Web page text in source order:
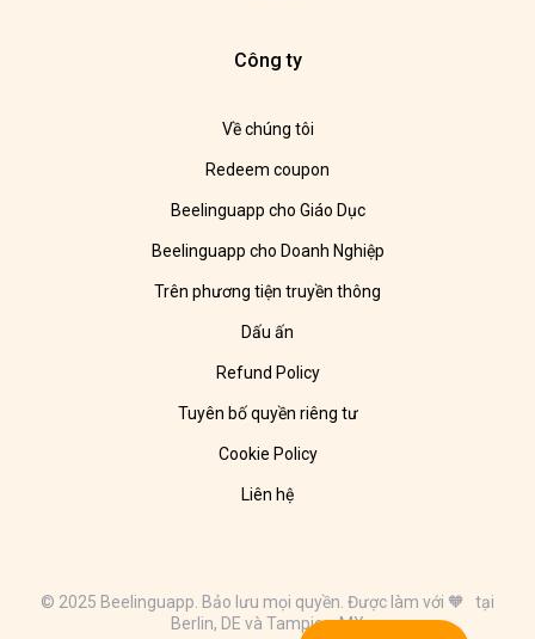
Công ty
Về chúng tôi
Redeem coupon
Beelinguapp cho Giáo Dục
Beelinguapp cho Doanh Nghiệp
Trên phương tiện truyền thông
Dấu ấn
Refund Policy
Tuyên bố quyền riêng tư
Cookie Policy
Liên hệ
© 2025 Beelinguapp. Bảo lưu mọi quyền. Được làm với 🧡 tại
Berlin, DE và Tampico, MX